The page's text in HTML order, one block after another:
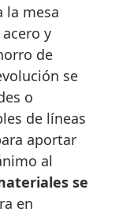
la mesa
y
de
se
o
de líneas
aportar
al
se
en